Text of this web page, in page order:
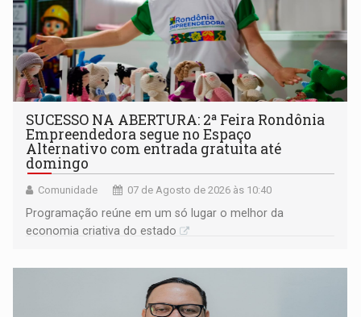
SUCESSO NA ABERTURA: 2ª Feira Rondônia
Empreendedora segue no Espaço
Alternativo com entrada gratuita até
domingo
Comunidade 07 de Agosto de 2026 às 10:40
Programação reúne em um só lugar o melhor da
economia criativa do estado